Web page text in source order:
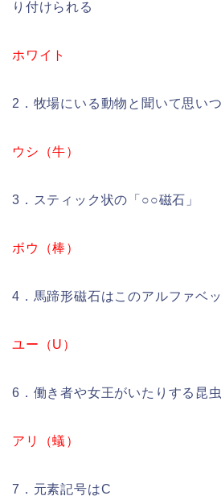
り付けられる
ホワイト
2．牧場にいる動物と聞いて思い
ウシ（牛）
3．スティック状の「○○磁石」
ボウ（棒）
4．馬蹄形磁石はこのアルファベ
ユー（U）
6．働き者や女王がいたりする昆
アリ（蟻）
7．元素記号はC